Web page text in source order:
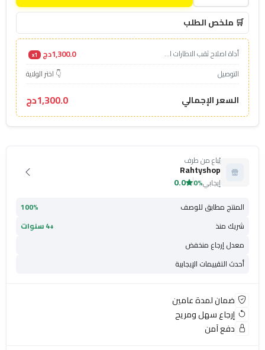
🛒 ملخص الطلب
1,300.0دج x1
أداة اصلاح ثقب الاطارات ا...
👇 اختر الولاية
التوصيل
1,300.0دج السعر الإجمالي
يُباع من طرف
Rahtyshop
إيجابي0%
0.0
المنتج مطابق للوصف
100%
شريك منذ
+4 سنوات
معدل إرجاع منخفض
أحدث التقييمات الإيجابية
ضمان لمدة عامين
إرجاع سهل ومريح
دفع آمن